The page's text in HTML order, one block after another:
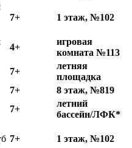
7+ 1 этаж, №102
4+
игровая
комната №113
7+
летняя
площадка
7+
8 этаж, №819
7+
летний
бассейн/ЛФК*
7+ 1 этаж, №102